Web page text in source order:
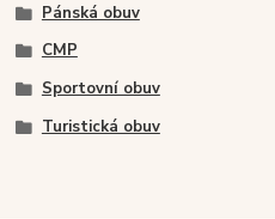
Pánská obuv
CMP
Sportovní obuv
Turistická obuv